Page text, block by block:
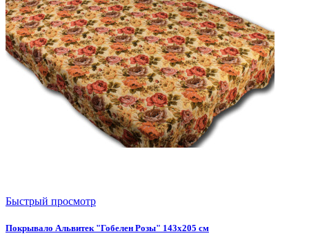
Быстрый просмотр
Покрывало Альвитек "Гобелен Розы" 143х205 см